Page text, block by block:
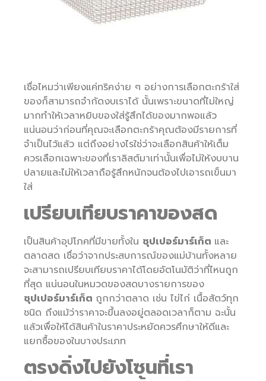
เชื่อไหมว่าเพียงแค่ทริคง่าย ๆ อย่างการเลือกตะกร้าใส่
ของก็สามารถจำกัดงบเราได้ นั้นเพราะขนาดที่ไม่ใหญ่
มากทำให้เวลาหยิบของใส่รู้สึกได้ของมากพอแล้ว
แน่นอนว่าก่อนที่คุณจะเลือกตะกร้าคุณต้องมีรายการที่
จำเป็นไว้แล้ว แต่ถึงอย่างไรใช่ว่าจะเลือกสินค้าให้เต็ม
ควรเลือกเฉพาะของที่เราลิสต์มาเท่านั้นเพื่อไม่ให้งบบาน
ปลายและไม่ให้เวลาถือรู้สึกหนักจนต้องไปเอารถเข็นมา
ใส่
เปรียบเทียบราคาของสด
เป็นสินค้าอุปโภคที่มีขายทั้งใน ซุปเปอร์มาร์เก็ต และ
ตลาดสด เชื่อว่าจากประสบการณ์ของแม่บ้านทั้งหลาย
จะสามารถเปรียบเทียบราคาได้โดยอัตโนมัติว่าที่ไหนถูก
ที่สุด แน่นอนในหมวดของสดบางรายการของ
ซุปเปอร์มาร์เก็ต ถูกกว่าตลาด เช่น ไข่ไก่ เนื้อสัตว์ทุก
ชนิด ถึงแม้ว่าราคาจะขึ้นลงอยู่ตลอดเวลาก็ตาม ฉะนั้น
แล้วเพื่อให้ได้สินค้าในราคาประหยัดควรศึกษาให้ดีและ
แยกซื้อของในบางประเภท
ตรงดิ่งไปยังโซนที่เรา